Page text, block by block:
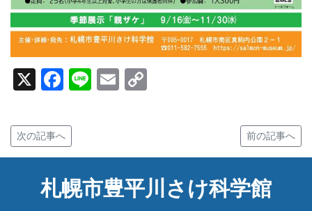
X Facebook
LineEmail
次の記事へ 前の記事へ
札幌市豊平川さけ科学館